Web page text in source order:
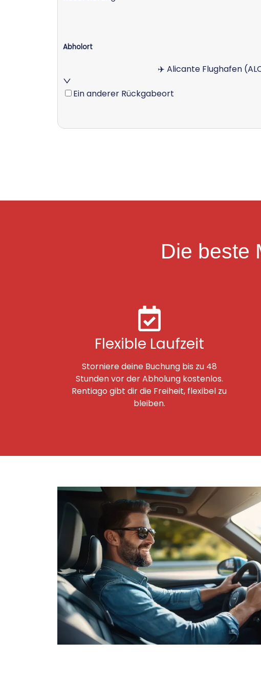
Die beste
Flexible Laufzeit
Storniere deine Buchung bis zu 48
Stunden vor der Abholung kostenlos.
Rentiago gibt dir die Freiheit, flexibel zu
bleiben.